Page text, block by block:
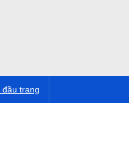
đầu trang